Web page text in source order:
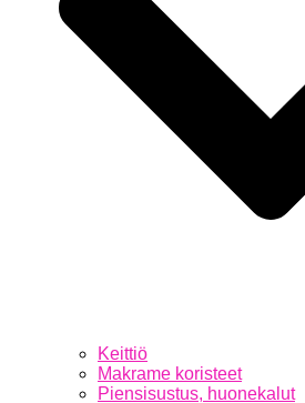
Keittiö
Makrame koristeet
Piensisustus, huonekalut